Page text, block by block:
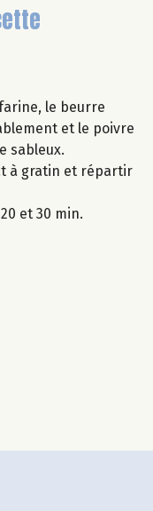
le beurre
et le poivre
sableux.
à gratin et répartir
et 30 min.